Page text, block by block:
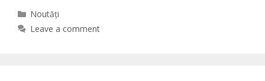
Categories
Noutăți
Leave a comment